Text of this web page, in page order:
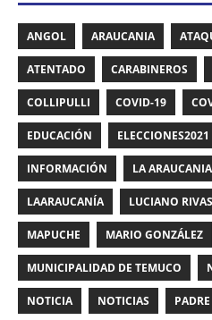
ANGOL ARAUCANIA
ATENTADO CARABINEROS
COLLIPULLI COVID-19
EDUCACIÓN ELECCIONES2021
INFORMACIÓN LA ARAUCANIA
LAARAUCANÍA LUCIANO RIVAS
MAPUCHE MARIO GONZÁLEZ
MUNICIPALIDAD DE TEMUCO
NOTICIA NOTICIAS